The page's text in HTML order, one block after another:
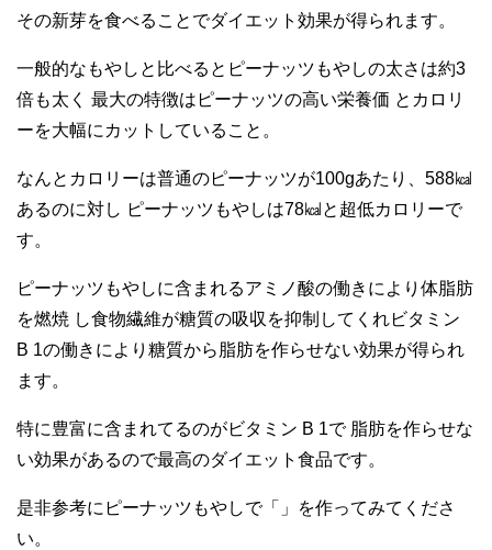
その新芽を食べることでダイエット効果が得られます。
一般的なもやしと比べるとピーナッツもやしの太さは約3
倍も太く 最大の特徴はピーナッツの高い栄養価 とカロリ
ーを大幅にカットしていること。
なんとカロリーは普通のピーナッツが100gあたり、588㎉
あるのに対し ピーナッツもやしは78㎉と超低カロリーで
す。
ピーナッツもやしに含まれるアミノ酸の働きにより体脂肪
を燃焼 し食物繊維が糖質の吸収を抑制してくれビタミン
B 1の働きにより糖質から脂肪を作らせない効果が得られ
ます。
特に豊富に含まれてるのがビタミン B 1で 脂肪を作らせな
い効果があるので最高のダイエット食品です。
是非参考にピーナッツもやしで「」を作ってみてくださ
い。